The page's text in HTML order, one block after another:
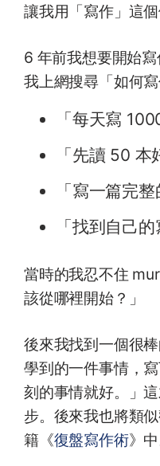
讓我用「寫作」這個
6 年前我想要開始寫
我上網搜尋「如何
「每天寫
「先讀 50 本
「寫一篇完整
「找到自己的
當時的我忍不住
該從哪裡開始？」
後來我找到一個很
學到的一件事情，
刻的事情就好。」
步。後來我也將類
籍《復盤寫作術》中